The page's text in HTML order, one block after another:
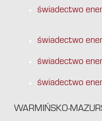
świadectwo
świadectwo
świadectwo
świadectwo
WARMIŃSKO-